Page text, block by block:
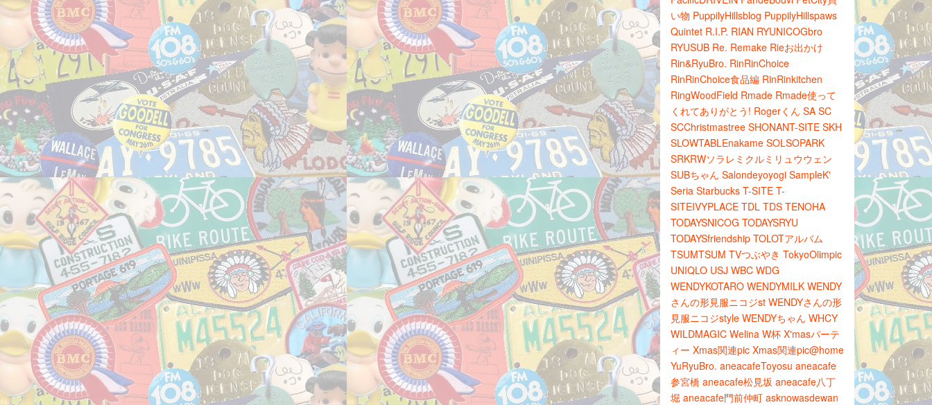
い物 PuppilyHillsblog PuppilyHillspaws
Quintet R.I.P. RIAN RYUNICOGbro
RYUSUB Re. Remake Rieお出かけ
Rin&RyuBro. RinRinChoice
RinRinChoice食品編 RinRinkitchen
RingWoodField Rmade Rmade使って
くれてありがとう! Rogerくん SA SC
SCChristmastree SHONANT-SITE SKH
SLOWTABLEnakame SOLSOPARK
SRKRWソラレミクルミリュウウェン
SUBちゃん Salondeyoyogi SampleK'
Seria Starbucks T-SITE T-
SITEIVYPLACE TDL TDS TENOHA
TODAYSNICOG TODAYSRYU
TODAYSfriendship TOLOTアルバム
TSUMTSUM TVつぶやき TokyoOlimpic
UNIQLO USJ WBC WDG
WENDYKOTARO WENDYMILK WENDY
さんの形見服ニコジst WENDYさんの形
見服ニコジstyle WENDYちゃん WHCY
WILDMAGIC Welina W杯 X'masパーテ
ィー Xmas関連pic Xmas関連pic@home
YuRyuBro. aneacafeToyosu aneacafe
参宮橋 aneacafe松見坂 aneacafe八丁
堀 aneacafe門前仲町 asknowasdewan